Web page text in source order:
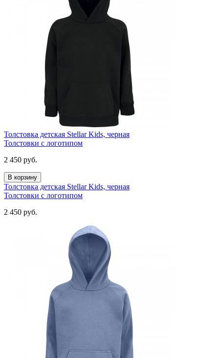
Толстовка детская Stellar Kids, черная
Толстовки с логотипом
2 450 руб.
В корзину
Толстовка детская Stellar Kids, черная
Толстовки с логотипом
2 450 руб.